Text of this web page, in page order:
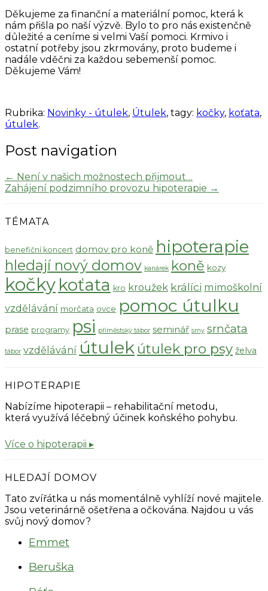
Děkujeme za finanční a materiální pomoc, která k
nám přišla po naší výzvě. Bylo to pro nás existenčně
důležité a ceníme si velmi Vaší pomoci. Krmivo i
ostatní potřeby jsou zkrmovány, proto budeme i
nadále vděčni za každou sebemenší pomoc.
Děkujeme Vám!
Rubrika: Novinky - útulek, Útulek, tagy: kočky, koťata,
útulek.
Post navigation
← Není v našich možnostech přijmout…
Zahájení podzimního provozu hipoterapie →
TÉMATA
benefiční koncert domov pro koně hipoterapie
hledají nový domov kanárek koně kozy
kočky koťata kro kroužek králíci mimoškolní
vzdělávání morčata ovce pomoc útulku
prase programy psi příměstský tábor seminář srny srnčata
tábor vzdělávání útulek útulek pro psy želva
HIPOTERAPIE
Nabízíme hipoterapii – rehabilitační metodu,
která využívá léčebný účinek koňského pohybu.
Více o hipoterapii ▸
HLEDAJÍ DOMOV
Tato zvířátka u nás momentálně vyhlíží nové majitele.
Jsou veterinárně ošetřena a očkována. Najdou u vás
svůj nový domov?
Emmet
Beruška